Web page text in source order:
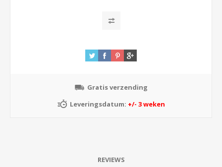
Gratis verzending
Leveringsdatum: +/- 3 weken
REVIEWS